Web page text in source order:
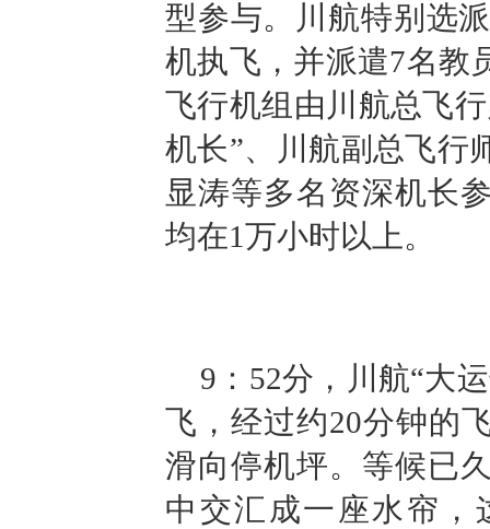
型参与。川航特别选
机执飞，并派遣7名教
飞行机组由川航总飞
机长”、川航副总飞行
显涛等多名资深机长
均在1万小时以上。
9：52分，川航“大
飞，经过约20分钟的
滑向停机坪。等候已
中交汇成一座水帘，